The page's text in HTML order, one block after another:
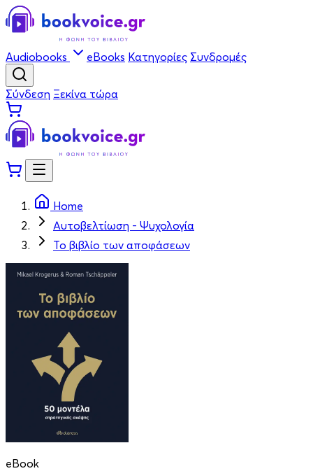
Audiobooks eBooks Κατηγορίες Συνδρομές
Σύνδεση Ξεκίνα τώρα
Home
Αυτοβελτίωση - Ψυχολογία
Το βιβλίο των αποφάσεων
eBook